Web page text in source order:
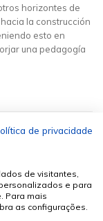
horizontes de
la construcción
esto en
una pedagogía
de privacidade
de visitantes,
e para
Para mais
as configurações.